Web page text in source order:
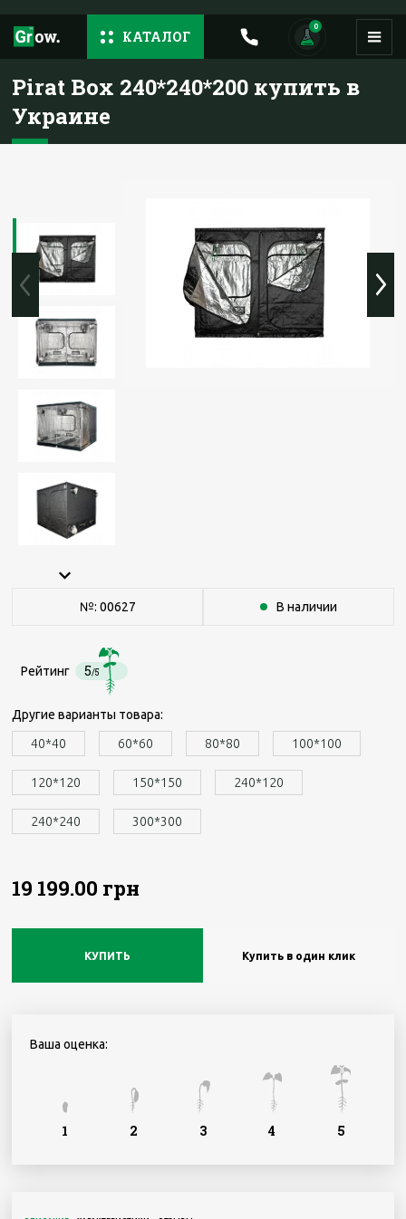
КАТАЛОГ
0
Pirat Box 240*240*200 купить в
Украине
№: 00627 В наличии
Рейтинг 5/5
Другие варианты товара:
40*40
60*60 80*80 100*100
120*120 150*150 240*120
240*240 300*300
19 199.00 грн
КУПИТЬ Купить в один клик
Ваша оценка:
5
4
3
2
1